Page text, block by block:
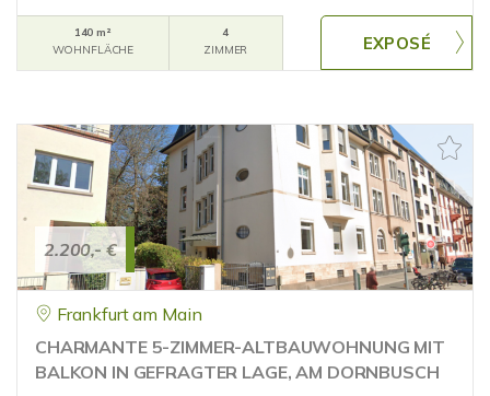
140 m²
WOHNFLÄCHE
4
ZIMMER
2.200,- €
Frankfurt am Main
CHARMANTE 5-ZIMMER-ALTBAUWOHNUNG MIT
BALKON IN GEFRAGTER LAGE, AM DORNBUSCH